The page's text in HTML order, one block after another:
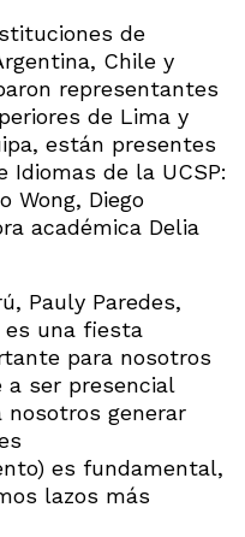
de
Chile y
representantes
de Lima y
están presentes
de la UCSP:
Wong, Diego
académica Delia
Pauly Paredes,
es una fiesta
para nosotros
a ser presencial
nosotros generar
es fundamental,
lazos más